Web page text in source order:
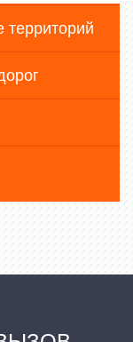
территорий